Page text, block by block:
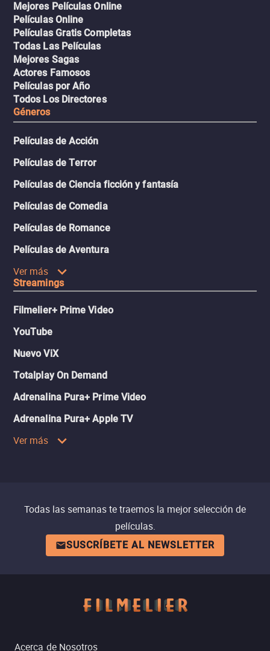
Mejores Películas Online
Películas Online
Películas Gratis Completas
Todas Las Películas
Mejores Sagas
Actores Famosos
Películas por Año
Todos Los Directores
Géneros
Películas de Acción
Películas de Terror
Películas de Ciencia ficción y fantasía
Películas de Comedia
Películas de Romance
Películas de Aventura
Ver más
Streamings
Filmelier+ Prime Video
YouTube
Nuevo ViX
Totalplay On Demand
Adrenalina Pura+ Prime Video
Adrenalina Pura+ Apple TV
Ver más
Todas las semanas te traemos la mejor selección de
películas.
SUSCRÍBETE AL NEWSLETTER
Acerca de Nosotros